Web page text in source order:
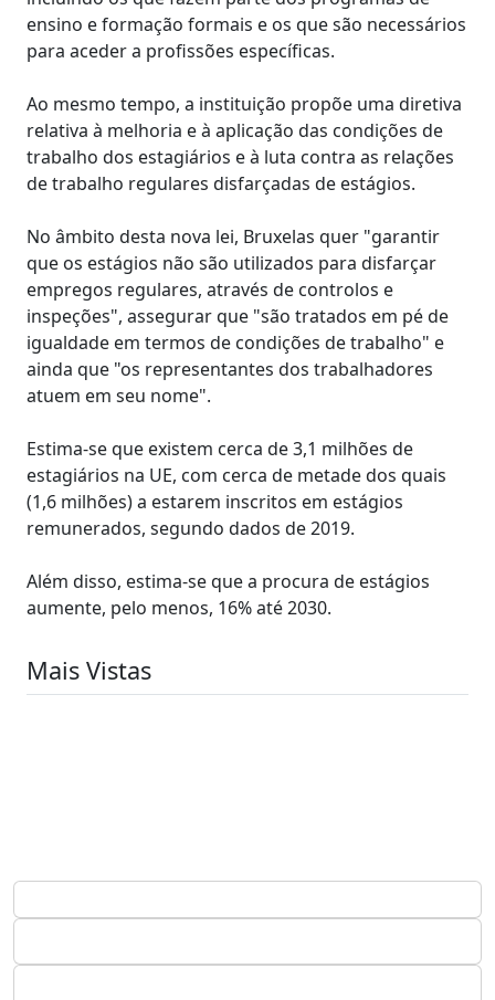
ensino e formação formais e os que são necessários
para aceder a profissões específicas.
Ao mesmo tempo, a instituição propõe uma diretiva
relativa à melhoria e à aplicação das condições de
trabalho dos estagiários e à luta contra as relações
de trabalho regulares disfarçadas de estágios.
No âmbito desta nova lei, Bruxelas quer "garantir
que os estágios não são utilizados para disfarçar
empregos regulares, através de controlos e
inspeções", assegurar que "são tratados em pé de
igualdade em termos de condições de trabalho" e
ainda que "os representantes dos trabalhadores
atuem em seu nome".
Estima-se que existem cerca de 3,1 milhões de
estagiários na UE, com cerca de metade dos quais
(1,6 milhões) a estarem inscritos em estágios
remunerados, segundo dados de 2019.
Além disso, estima-se que a procura de estágios
aumente, pelo menos, 16% até 2030.
Mais Vistas